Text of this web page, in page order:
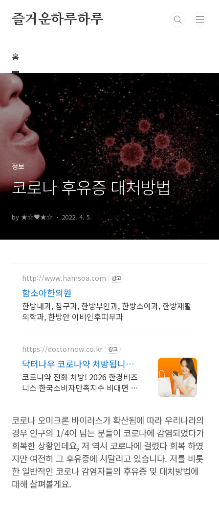
즐거운하루하루
홈
정보
코로나 후유증 대처방법
by ★☆♥★☆ 2022. 4. 5.
http://www.hamsoa.com 광고
함소아한의원
한방내과, 침구과, 한방부인과, 한방소아과, 한방재활
의학과, 한방안 이비인후피부과
https://doctornow.co.kr 광고
닥터나우 코로나약 처방됩니다
365일 24시간 진료가능
코로나약 전화 처방! 2026 한경비즈
니스 한국소비자만족지수 비대면 진
코로나 오미크론 바이러스가 확산됨에 따라 우리나라의
경우 인구의 1/4이 넘는 분들이 코로나에 감염되었다가
회복한 상황인데요, 저 역시 코로나에 걸렸다 회복 하였
지만 여전히 그 후유증에 시달리고 있습니다. 저를 비롯
한 일반적인 코로나 감염자들의 후유증 및 대처방법에
대해 살펴볼게요.